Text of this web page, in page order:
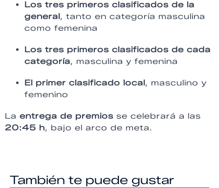
Los tres primeros clasificados de la
general , tanto en categoría masculina
como femenina
Los tres primeros clasificados de cada
categoría, masculina y femenina
El primer clasificado local , masculino y
femenino
La entrega de premios se celebrará a las
20:45 h, bajo el arco de meta.
También te puede gustar